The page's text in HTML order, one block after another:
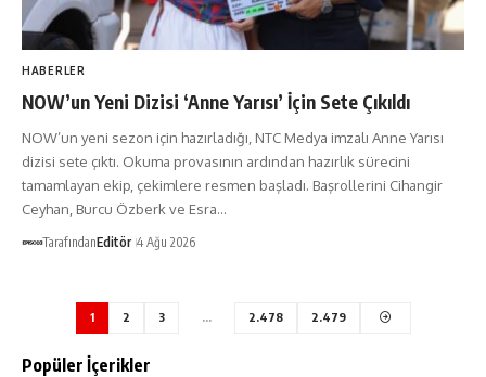
HABERLER
NOW’un Yeni Dizisi ‘Anne Yarısı’ İçin Sete Çıkıldı
NOW’un yeni sezon için hazırladığı, NTC Medya imzalı Anne Yarısı
dizisi sete çıktı. Okuma provasının ardından hazırlık sürecini
tamamlayan ekip, çekimlere resmen başladı. Başrollerini Cihangir
Ceyhan, Burcu Özberk ve Esra…
TarafındanEditör 4 Ağu 2026
1 2 3 … 2.478 2.479
Popüler İçerikler